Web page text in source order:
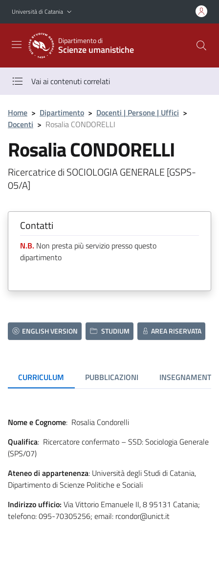
Vai al contenuto principale
Vai al menu di navigazione
Università di Catania
Dipartimento di
Scienze umanistiche
Vai ai contenuti correlati
Home > Dipartimento > Docenti | Persone | Uffici >
Docenti > Rosalia CONDORELLI
Rosalia CONDORELLI
Ricercatrice di SOCIOLOGIA GENERALE [GSPS-
05/A]
Contatti
N.B. Non presta più servizio presso questo
dipartimento
ENGLISH VERSION STUDIUM AREA RISERVATA
CURRICULUM PUBBLICAZIONI INSEGNAMENTI
Nome e Cognome: Rosalia Condorelli
Qualifica: Ricercatore confermato – SSD: Sociologia Generale
(SPS/07)
Ateneo di appartenenza: Università degli Studi di Catania,
Dipartimento di Scienze Politiche e Sociali
Indirizzo ufficio: Via Vittorio Emanuele II, 8 95131 Catania;
telefono: 095-70305256; email: rcondor@unict.it